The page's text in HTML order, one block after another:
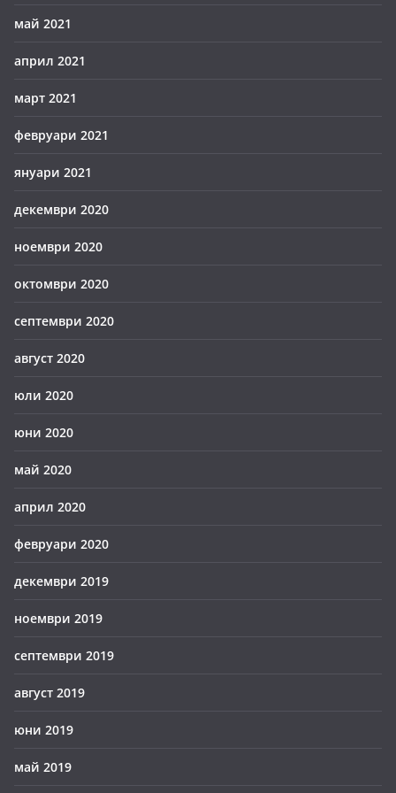
май 2021
април 2021
март 2021
февруари 2021
януари 2021
декември 2020
ноември 2020
октомври 2020
септември 2020
август 2020
юли 2020
юни 2020
май 2020
април 2020
февруари 2020
декември 2019
ноември 2019
септември 2019
август 2019
юни 2019
май 2019